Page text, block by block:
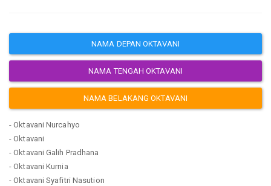
NAMA DEPAN OKTAVANI
NAMA TENGAH OKTAVANI
NAMA BELAKANG OKTAVANI
- Oktavani Nurcahyo
- Oktavani
- Oktavani Galih Pradhana
- Oktavani Kurnia
- Oktavani Syafitri Nasution